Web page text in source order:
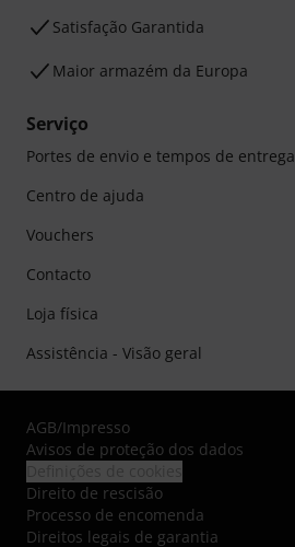
Satisfação Garantida
Maior armazém da Europa
Serviço
Portes de envio e tempos de entrega
Centro de ajuda
Vouchers
Contacto
Loja física
Assistência - Visão geral
AGB/Impresso
Avisos de proteção dos dados
Direito de rescisão
Processo de encomenda
Direitos legais de garantia